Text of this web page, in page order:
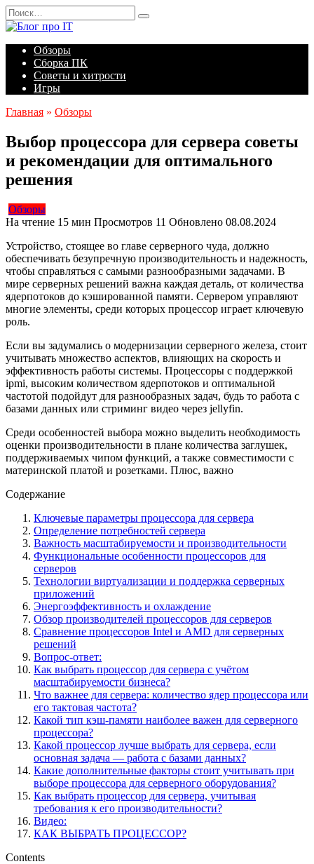
Перейти
к
содержанию
Search
for:
Обзоры
Сборка ПК
Советы и хитрости
Игры
Главная » Обзоры
Выбор процессора для сервера советы
и рекомендации для оптимального
решения
Обзоры
На чтение 15 мин Просмотров 11 Обновлено 08.08.2024
Устройство, стоящее во главе серверного чуда, должно
обеспечивать безупречную производительность и надежность,
чтобы справляться с самыми разнообразными задачами. В
мире серверных решений важна каждая деталь, от количества
ядерпотоков до кэшированной памяти. Сервером управляют
многие элементы, среди которых процессор играет ключевую
роль.
Если вы задумались о модернизации серверного железа, стоит
учитывать множество аспектов, влияющих на скорость и
эффективность работы системы. Процессоры с поддержкой
ipmi, высоким количеством ядерпотоков и оптимальной
частотой подойдут для разнообразных задач, будь то работа с
базами данных или стриминг видео через jellyfin.
Среди особенностей выбора можно выделить необходимость
оценки производительности в плане количества заглушек,
поддерживаемых чипом функций, а также совместимости с
материнской платой и розетками. Плюс, важно
Содержание
Ключевые параметры процессора для сервера
Определение потребностей сервера
Важность масштабируемости и производительности
Функциональные особенности процессоров для
серверов
Технологии виртуализации и поддержка серверных
приложений
Энергоэффективность и охлаждение
Обзор производителей процессоров для серверов
Сравнение процессоров Intel и AMD для серверных
решений
Вопрос-ответ:
Как выбрать процессор для сервера с учётом
масштабируемости бизнеса?
Что важнее для сервера: количество ядер процессора или
его тактовая частота?
Какой тип кэш-памяти наиболее важен для серверного
процессора?
Какой процессор лучше выбрать для сервера, если
основная задача — работа с базами данных?
Какие дополнительные факторы стоит учитывать при
выборе процессора для серверного оборудования?
Как выбрать процессор для сервера, учитывая
требования к его производительности?
Видео:
КАК ВЫБРАТЬ ПРОЦЕССОР?
Contents